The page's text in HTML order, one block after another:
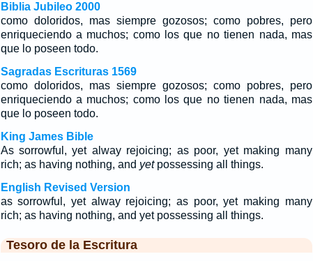
Biblia Jubileo 2000
como doloridos, mas siempre gozosos; como pobres, pero
enriqueciendo a muchos; como los que no tienen nada, mas
que lo poseen todo.
Sagradas Escrituras 1569
como doloridos, mas siempre gozosos; como pobres, pero
enriqueciendo a muchos; como los que no tienen nada, mas
que lo poseen todo.
King James Bible
As sorrowful, yet alway rejoicing; as poor, yet making many
rich; as having nothing, and yetpossessing all things.
English Revised Version
as sorrowful, yet alway rejoicing; as poor, yet making many
rich; as having nothing, and yet possessing all things.
Tesoro de la Escritura